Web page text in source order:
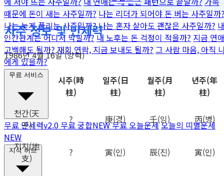
때문에 돈이 새는 사주일까?나는 리더가 되어야 돈 버는 사주일까
나는 늦게 풀리는 사주일까?나는 혼자 살아도 괜찮은 사주일까?
인간관계는 어디서 막힐까?내 노후는 돈 걱정이 적을까? 지금 연
고백해도 될까? 재회 연락, 지금 보내도 될까? 그 사람 마음, 아직
에게 있을까?
무료 서비스
무료 만세력v2.0 무료 궁합NEW무료 오늘운세 오늘의 띠별운세
NEW
지식 허브
사주 정보 및 만세력
1986년 4월 16일 (양력)
시주(時
柱)
일주(日
柱)
월주(月
柱)
년주(年
柱)
천간(天
干)
? 庚(경) 壬(임) 丙(병)
지지(地
支)
? 寅(인) 辰(진) 寅(인)